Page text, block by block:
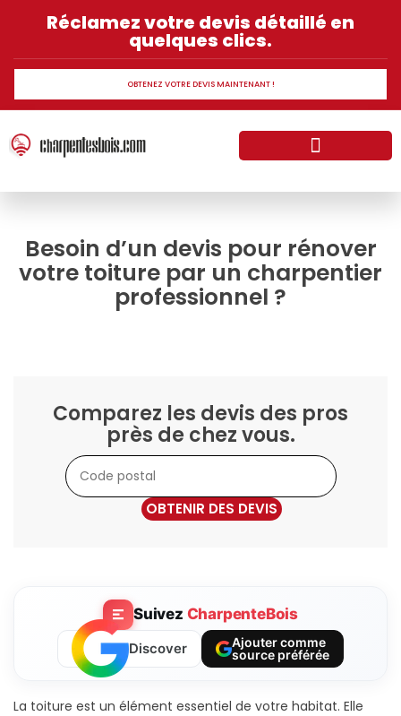
Réclamez votre devis détaillé en
quelques clics.
OBTENEZ VOTRE DEVIS MAINTENANT !
Besoin d’un devis pour rénover
votre toiture par un charpentier
professionnel ?
Comparez les devis des pros
près de chez vous.
OBTENIR DES DEVIS
Suivez CharpenteBois
Discover
Ajouter comme
source préférée
La toiture est un élément essentiel de votre habitat. Elle